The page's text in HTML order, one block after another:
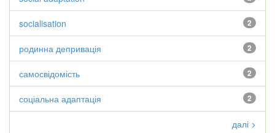
2
socialisation
2
родинна депривація
2
самосвідомість
2
соціальна адаптація
далі >